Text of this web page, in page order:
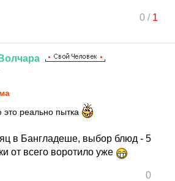
0/ 1
Волчара
реально пытка
в Бангладеше, выбор блюд - 5
от всего воротило уже
0